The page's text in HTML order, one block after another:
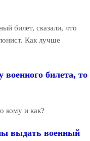
билет, сказали, что
Как лучше
военного билета, то
кому и как?
выдать военный